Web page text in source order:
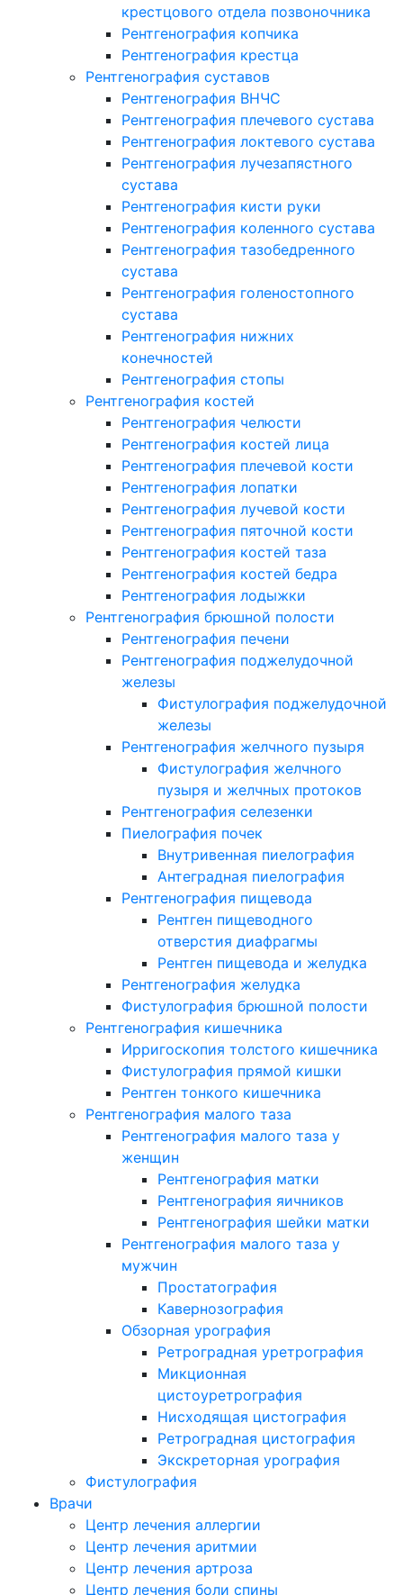
крестцового отдела позвоночника
Рентгенография копчика
Рентгенография крестца
Рентгенография суставов
Рентгенография ВНЧС
Рентгенография плечевого сустава
Рентгенография локтевого сустава
Рентгенография лучезапястного
сустава
Рентгенография кисти руки
Рентгенография коленного сустава
Рентгенография тазобедренного
сустава
Рентгенография голеностопного
сустава
Рентгенография нижних
конечностей
Рентгенография стопы
Рентгенография костей
Рентгенография челюсти
Рентгенография костей лица
Рентгенография плечевой кости
Рентгенография лопатки
Рентгенография лучевой кости
Рентгенография пяточной кости
Рентгенография костей таза
Рентгенография костей бедра
Рентгенография лодыжки
Рентгенография брюшной полости
Рентгенография печени
Рентгенография поджелудочной
железы
Фистулография поджелудочной
железы
Рентгенография желчного пузыря
Фистулография желчного
пузыря и желчных протоков
Рентгенография селезенки
Пиелография почек
Внутривенная пиелография
Антеградная пиелография
Рентгенография пищевода
Рентген пищеводного
отверстия диафрагмы
Рентген пищевода и желудка
Рентгенография желудка
Фистулография брюшной полости
Рентгенография кишечника
Ирригоскопия толстого кишечника
Фистулография прямой кишки
Рентген тонкого кишечника
Рентгенография малого таза
Рентгенография малого таза у
женщин
Рентгенография матки
Рентгенография яичников
Рентгенография шейки матки
Рентгенография малого таза у
мужчин
Простатография
Кавернозография
Обзорная урография
Ретроградная уретрография
Микционная
цистоуретрография
Нисходящая цистография
Ретроградная цистография
Экскреторная урография
Фистулография
Врачи
Центр лечения аллергии
Центр лечения аритмии
Центр лечения артроза
Центр лечения боли спины